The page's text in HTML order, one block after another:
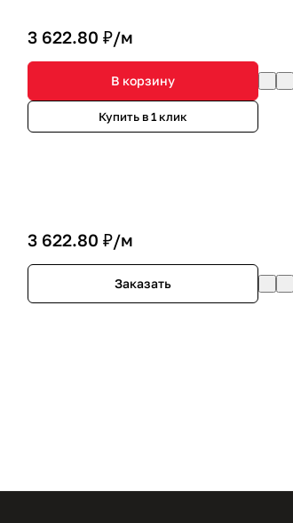
3 622.80 ₽/м
В корзину
Купить в 1 клик
3 622.80 ₽/м
Заказать